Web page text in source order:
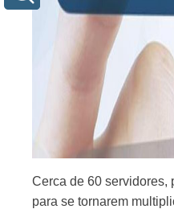
Cerca de 60 servidores,
para se tornarem